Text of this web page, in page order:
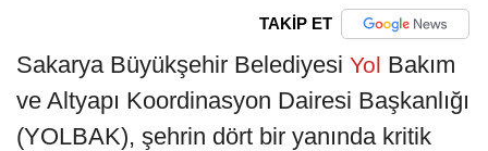
TAKİP ET
Sakarya Büyükşehir Belediyesi Yol Bakım
ve Altyapı Koordinasyon Dairesi Başkanlığı
(YOLBAK), şehrin dört bir yanında kritik